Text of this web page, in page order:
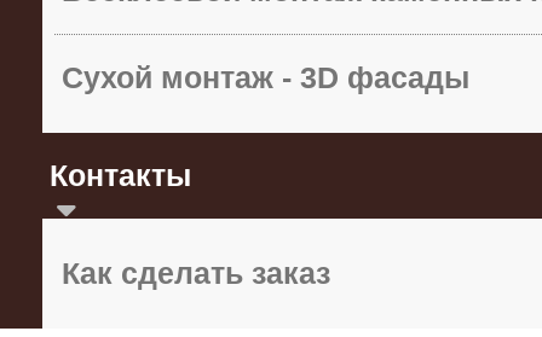
Сухой монтаж - 3D фасады
Контакты
Как сделать заказ